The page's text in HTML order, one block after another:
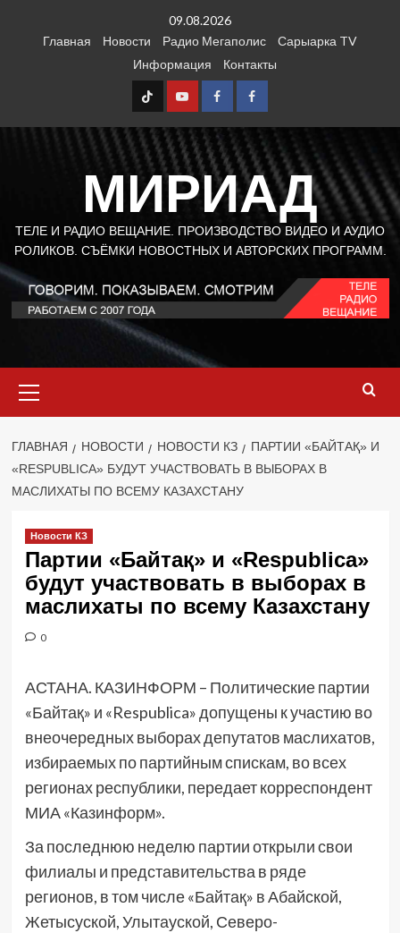
09.08.2026
Главная
Новости Радио Мегаполис
Сарыарка TV
Информация
Контакты
TT Youtube
FB1 FB2
МИРИАД
ТЕЛЕ И РАДИО ВЕЩАНИЕ. ПРОИЗВОДСТВО ВИДЕО И АУДИО
РОЛИКОВ. СЪЁМКИ НОВОСТНЫХ И АВТОРСКИХ ПРОГРАММ.
меню
ГЛАВНАЯ НОВОСТИ НОВОСТИ КЗ
ПАРТИИ «БАЙТАҚ» И
«RESPUBLICA» БУДУТ УЧАСТВОВАТЬ В ВЫБОРАХ В
МАСЛИХАТЫ ПО ВСЕМУ КАЗАХСТАНУ
Новости КЗ
Партии «Байтақ» и «Respublica»
будут участвовать в выборах в
маслихаты по всему Казахстану
0
АСТАНА. КАЗИНФОРМ – Политические партии
«Байтақ» и «Respublica» допущены к участию во
внеочередных выборах депутатов маслихатов,
избираемых по партийным спискам, во всех
регионах республики, передает корреспондент
МИА «Казинформ».
За последнюю неделю партии открыли свои
филиалы и представительства в ряде
регионов, в том числе «Байтақ» в Абайской,
Жетысуской, Улытауской, Северо-